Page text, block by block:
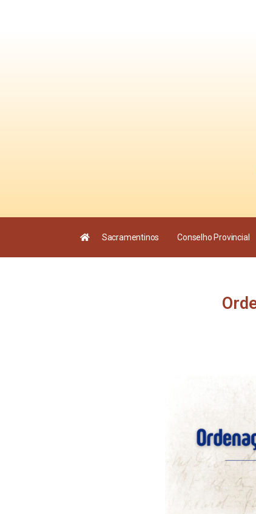
Sacramentinos Conselho Provincial